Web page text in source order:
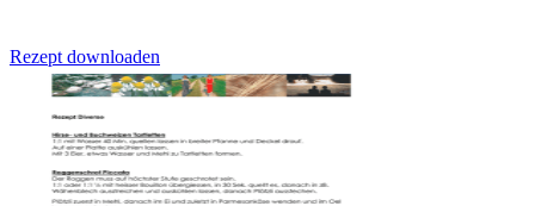
Rezept downloaden